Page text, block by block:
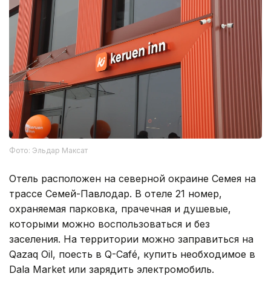
Фото: Эльдар Максат
Отель расположен на северной окраине Семея на
трассе Семей-Павлодар. В отеле 21 номер,
охраняемая парковка, прачечная и душевые,
которыми можно воспользоваться и без
заселения. На территории можно заправиться на
Qazaq Oil, поесть в Q-Café, купить необходимое в
Dala Market или зарядить электромобиль.